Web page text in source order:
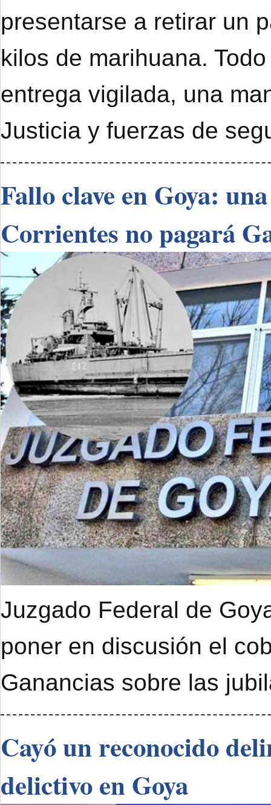
presentarse a retirar un
kilos de marihuana.
entrega vigilada, una
Justicia y fuerzas de
Fallo clave en Goya:
Corrientes no pagará
Juzgado Federal de
poner en discusión el
Ganancias sobre las
Cayó un reconocido
delictivo en Goya